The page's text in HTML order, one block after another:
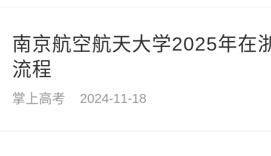
南京航空航天大学2025年在
流程
掌上高考 2024-11-18